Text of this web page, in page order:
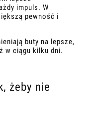
impuls. W
pewność i
buty na lepsze,
w ciągu kilku dni.
żeby nie